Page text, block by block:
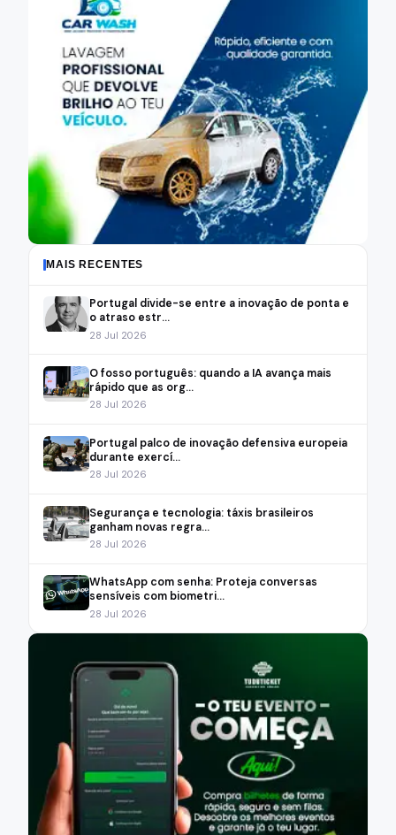
MAIS RECENTES
Portugal divide-se entre a inovação de ponta e
o atraso estr...
28 Jul 2026
O fosso português: quando a IA avança mais
rápido que as org...
28 Jul 2026
Portugal palco de inovação defensiva europeia
durante exercí...
28 Jul 2026
Segurança e tecnologia: táxis brasileiros
ganham novas regra...
28 Jul 2026
WhatsApp com senha: Proteja conversas
sensíveis com biometri...
28 Jul 2026